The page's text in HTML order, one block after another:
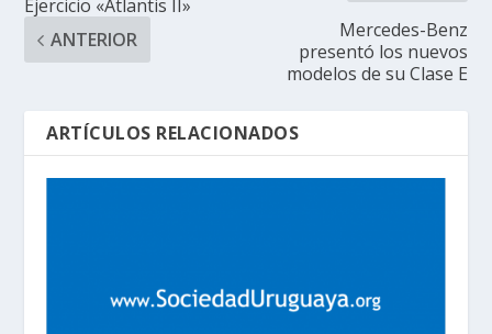
Ejercicio «Atlantis II»
ANTERIOR
Mercedes-Benz
presentó los nuevos
modelos de su Clase E
ARTÍCULOS RELACIONADOS